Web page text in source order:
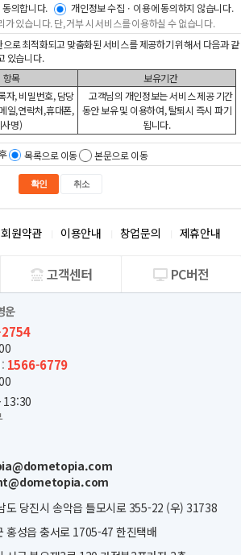
의합니다.
개인정보 수집ㆍ이용에 동의하지 않습니다.
있습니다. 단, 거부 시 서비스를 이용하실 수 없습니다.
로 최적화되고 맞춤화된 서비스를 제공하기 위해서 다음과 같
있습니다.
항목
보유기간
자, 비밀번호, 담당
일,연락처,휴대폰,
명)
고객님의 개인정보는 서비스 제공 기간
동안 보유 및 이용하여, 탈퇴시 즉시 파기
됩니다.
목록으로 이동 본문으로 이동
확인 취소
회원약관 이용안내 창업문의 제휴안내
회사소개
고객센터 PC버전
운
1566-6779
13:30
도 당진시 송악읍 틀모시로 355-22 (우) 31738
홍성읍 충서로 1705-47 한진택배